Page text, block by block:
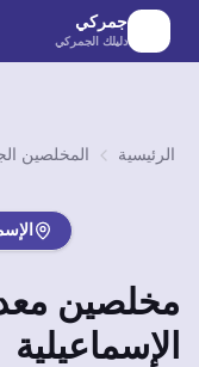
الانتقال إلى المحتوى
جمركي
دليلك الجمركي
الرئيسية المخلصين
مخلصين
الإسماعيلية